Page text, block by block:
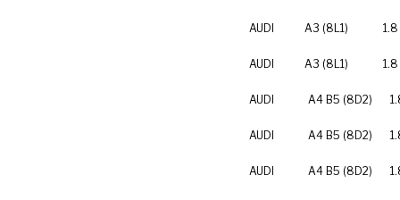
AUDI A3 (8L1) 1.8
AUDI A3 (8L1) 1.8
AUDI A4 B5 (8D2)
AUDI A4 B5 (8D2)
AUDI A4 B5 (8D2)